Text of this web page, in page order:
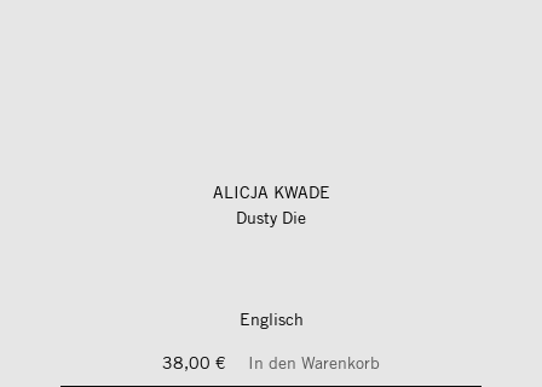
ALICJA KWADE
Dusty Die
Englisch
38,00 €
In den Warenkorb